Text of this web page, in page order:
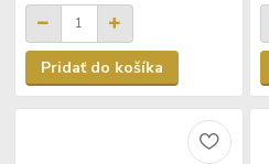
Pridať do košíka